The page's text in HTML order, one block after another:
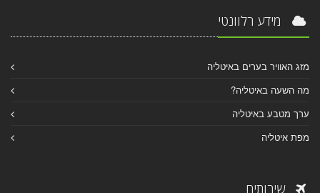
מידע רלוונטי
מזג האוויר בערים באיטליה
מה השעה באיטליה?
ערך מטבע באיטליה
מפת איטליה
שירותים